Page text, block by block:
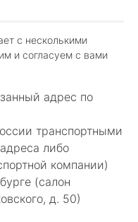
с несколькими
и согласуем с вами
адрес по
транспортными
либо
компании)
(салон
д. 50)
не похожие
очень
деле помогли
Конюшенной
этот